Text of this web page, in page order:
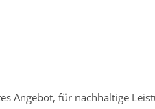
Angebot, für nachhaltige